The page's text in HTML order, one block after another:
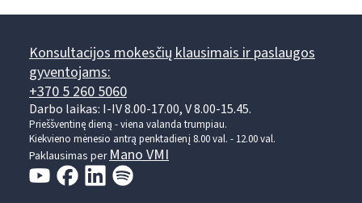
Konsultacijos mokesčių klausimais ir paslaugos
gyventojams:
+370 5 260 5060
Darbo laikas: I-IV 8.00-17.00, V 8.00-15.45.
Prieššventinę dieną - viena valanda trumpiau.
Kiekvieno mėnesio antrą penktadienį 8.00 val. - 12.00 val.
Paklausimas per Mano VMI